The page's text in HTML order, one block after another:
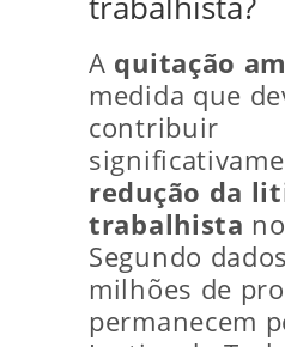
A quitação
medida que
contribuir
redução da
trabalhista
Segundo
milhões de
permanecem